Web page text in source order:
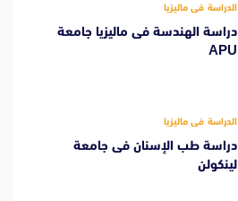
الدراسة فى ماليزيا
دراسة الهندسة فى ماليزيا جامعة
APU
الدراسة فى ماليزيا
دراسة طب الإسنان فى جامعة
لينكولن